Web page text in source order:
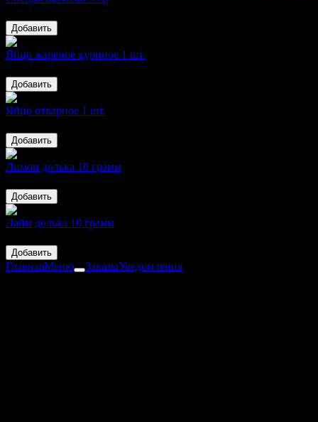
Добавить
Яйцо жареное куриное 1 шт.
Добавить
Яйцо отварное 1 шт.
Добавить
Лимон долька 10 грамм
Добавить
Лайм долька 10 грамм
Добавить
ГлавнаяМеню ЗаказыУведомления